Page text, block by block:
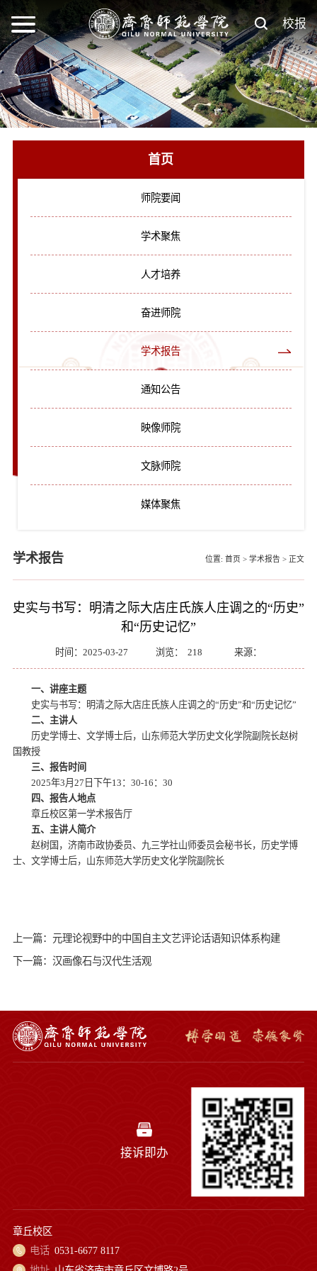
校报
首页
师院要闻
学术聚焦
人才培养
奋进师院
学术报告
通知公告
映像师院
文脉师院
媒体聚焦
学术报告 位置: 首页 > 学术报告 > 正文
史实与书写：明清之际大店庄氏族人庄调之的“历史”
和“历史记忆”
时间：2025-03-27 浏览： 218 来源：
一、讲座主题
史实与书写：明清之际大店庄氏族人庄调之的“历史”和“历史记忆”
二、主讲人
历史学博士、文学博士后，山东师范大学历史文化学院副院长赵树
国教授
三、报告时间
2025年3月27日下午13：30-16：30
四、报告人地点
章丘校区第一学术报告厅
五、主讲人简介
赵树国，济南市政协委员、九三学社山师委员会秘书长，历史学博
士、文学博士后，山东师范大学历史文化学院副院长
上一篇：元理论视野中的中国自主文艺评论话语知识体系构建
下一篇：汉画像石与汉代生活观
接诉即办
章丘校区
电话 0531-6677 8117